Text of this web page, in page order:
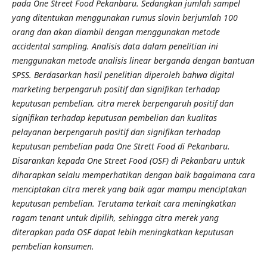
pada One Street Food Pekanbaru. Sedangkan jumlah sampel
yang ditentukan menggunakan rumus slovin berjumlah 100
orang dan akan diambil dengan menggunakan metode
accidental sampling. Analisis data dalam penelitian ini
menggunakan metode analisis linear berganda dengan bantuan
SPSS. Berdasarkan hasil penelitian diperoleh bahwa digital
marketing berpengaruh positif dan signifikan terhadap
keputusan pembelian, citra merek berpengaruh positif dan
signifikan terhadap keputusan pembelian dan kualitas
pelayanan berpengaruh positif dan signifikan terhadap
keputusan pembelian pada One Strett Food di Pekanbaru.
Disarankan kepada One Street Food (OSF) di Pekanbaru untuk
diharapkan selalu memperhatikan dengan baik bagaimana cara
menciptakan citra merek yang baik agar mampu menciptakan
keputusan pembelian. Terutama terkait cara meningkatkan
ragam tenant untuk dipilih, sehingga citra merek yang
diterapkan pada OSF dapat lebih meningkatkan keputusan
pembelian konsumen.